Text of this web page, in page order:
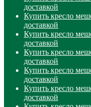
доставкой
Купить кресло
доставкой
Купить кресло
доставкой
Купить кресло
доставкой
Купить кресло
доставкой
Купить кресло
доставкой